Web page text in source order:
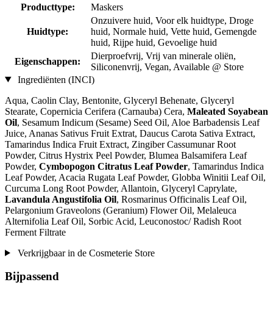
Producttype:
Maskers
Huidtype:
Onzuivere huid, Voor elk huidtype, Droge
huid, Normale huid, Vette huid, Gemengde
huid, Rijpe huid, Gevoelige huid
Eigenschappen:
Dierproefvrij, Vrij van minerale oliën,
Siliconenvrij, Vegan, Available @ Store
Ingrediënten (INCI)
Aqua, Caolin Clay, Bentonite, Glyceryl Behenate, Glyceryl
Stearate, Copernicia Cerifera (Carnauba) Cera, Maleated Soyabean
Oil, Sesamum Indicum (Sesame) Seed Oil, Aloe Barbadensis Leaf
Juice, Ananas Sativus Fruit Extrat, Daucus Carota Sativa Extract,
Tamarindus Indica Fruit Extract, Zingiber Cassumunar Root
Powder, Citrus Hystrix Peel Powder, Blumea Balsamifera Leaf
Powder, Cymbopogon Citratus Leaf Powder, Tamarindus Indica
Leaf Powder, Acacia Rugata Leaf Powder, Globba Winitii Leaf Oil,
Curcuma Long Root Powder, Allantoin, Glyceryl Caprylate,
Lavandula Angustifolia Oil, Rosmarinus Officinalis Leaf Oil,
Pelargonium Graveolons (Geranium) Flower Oil, Melaleuca
Alternifolia Leaf Oil, Sorbic Acid, Leuconostoc/ Radish Root
Ferment Filtrate
Verkrijgbaar in de Cosmeterie Store
Bijpassend